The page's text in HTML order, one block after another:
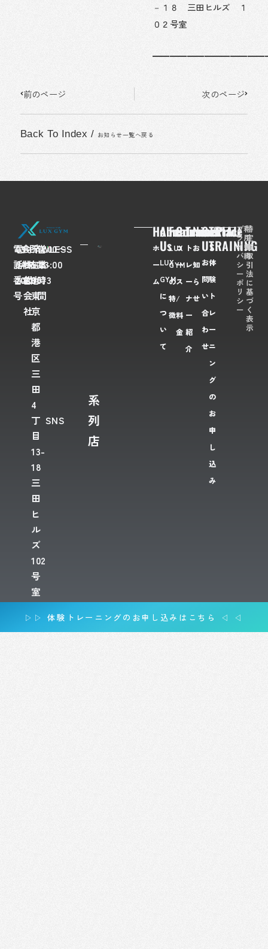
－１８ 三田ヒルズ １
０２号室
前のページ 次のページ
Back To Index / お知らせ一覧へ戻る
電
話
番
号
03-
6435-
2028
会
社
名
FLAWLESS
株
式
会
社
所
在
地
〒
108-
0073
東
京
都
港
区
三
田
4
丁
目
13-
18
三
田
ヒ
ル
ズ
102
号
室
営
業
時
間
7:00〜
23:00
SNS
系
列
店
Home
ホ
ー
ム
About
Us
LUX
GYM
に
つ
い
て
Feaures
LUX
GYM
の
特
徴
Course/Price
コ
ー
ス
/
料
金
Trainer
ト
レ
ー
ナ
ー
紹
介
News
お
知
ら
せ
Contact
Us
お
問
い
合
わ
せ
TRIAL
TRAINING
体
験
ト
レ
ー
ニ
ン
グ
の
お
申
し
込
み
プ
ラ
イ
バ
シ
ー
ポ
リ
シ
ー
利
用
規
約
特
定
商
取
引
法
に
基
づ
く
表
示
▷▷ 体験トレーニングのお申し込みはこちら ◁ ◁